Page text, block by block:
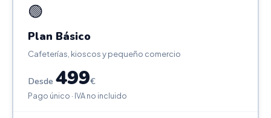
🟢
Plan Básico
Cafeterías, kioscos y pequeño comercio
Desde 499€
Pago único · IVA no incluido